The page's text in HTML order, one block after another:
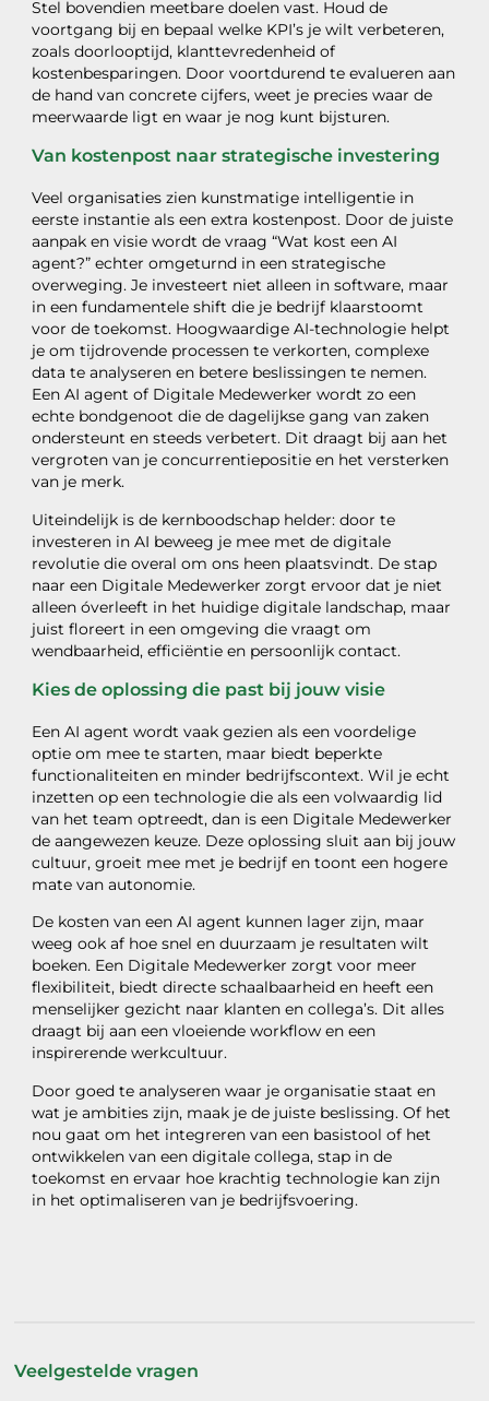
Stel bovendien meetbare doelen vast. Houd de
voortgang bij en bepaal welke KPI’s je wilt verbeteren,
zoals doorlooptijd, klanttevredenheid of
kostenbesparingen. Door voortdurend te evalueren aan
de hand van concrete cijfers, weet je precies waar de
meerwaarde ligt en waar je nog kunt bijsturen.
Van kostenpost naar strategische investering
Veel organisaties zien kunstmatige intelligentie in
eerste instantie als een extra kostenpost. Door de juiste
aanpak en visie wordt de vraag “Wat kost een AI
agent?” echter omgeturnd in een strategische
overweging. Je investeert niet alleen in software, maar
in een fundamentele shift die je bedrijf klaarstoomt
voor de toekomst. Hoogwaardige AI-technologie helpt
je om tijdrovende processen te verkorten, complexe
data te analyseren en betere beslissingen te nemen.
Een AI agent of Digitale Medewerker wordt zo een
echte bondgenoot die de dagelijkse gang van zaken
ondersteunt en steeds verbetert. Dit draagt bij aan het
vergroten van je concurrentiepositie en het versterken
van je merk.
Uiteindelijk is de kernboodschap helder: door te
investeren in AI beweeg je mee met de digitale
revolutie die overal om ons heen plaatsvindt. De stap
naar een Digitale Medewerker zorgt ervoor dat je niet
alleen óverleeft in het huidige digitale landschap, maar
juist floreert in een omgeving die vraagt om
wendbaarheid, efficiëntie en persoonlijk contact.
Kies de oplossing die past bij jouw visie
Een AI agent wordt vaak gezien als een voordelige
optie om mee te starten, maar biedt beperkte
functionaliteiten en minder bedrijfscontext. Wil je echt
inzetten op een technologie die als een volwaardig lid
van het team optreedt, dan is een Digitale Medewerker
de aangewezen keuze. Deze oplossing sluit aan bij jouw
cultuur, groeit mee met je bedrijf en toont een hogere
mate van autonomie.
De kosten van een AI agent kunnen lager zijn, maar
weeg ook af hoe snel en duurzaam je resultaten wilt
boeken. Een Digitale Medewerker zorgt voor meer
flexibiliteit, biedt directe schaalbaarheid en heeft een
menselijker gezicht naar klanten en collega’s. Dit alles
draagt bij aan een vloeiende workflow en een
inspirerende werkcultuur.
Door goed te analyseren waar je organisatie staat en
wat je ambities zijn, maak je de juiste beslissing. Of het
nou gaat om het integreren van een basistool of het
ontwikkelen van een digitale collega, stap in de
toekomst en ervaar hoe krachtig technologie kan zijn
in het optimaliseren van je bedrijfsvoering.
Veelgestelde vragen